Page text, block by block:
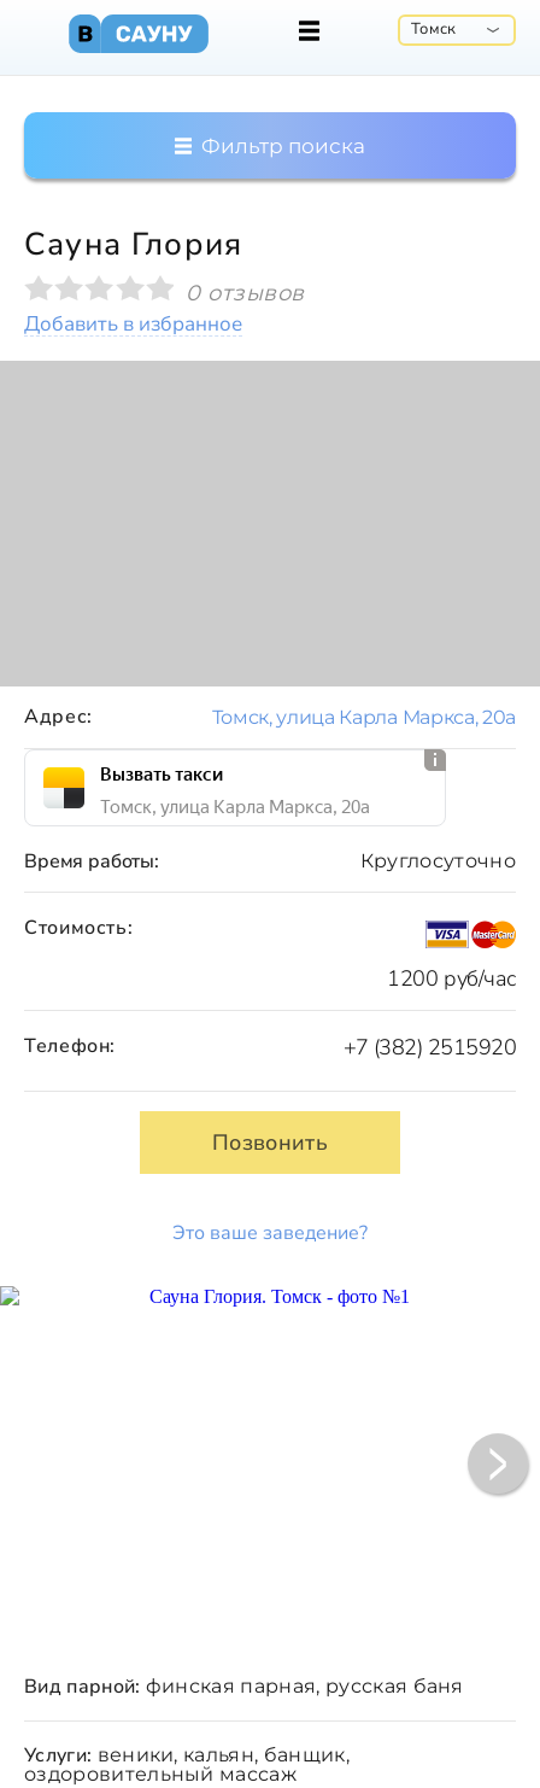
Томск
Фильтр поиска
Сауна Глория
0 отзывов
Добавить в избранное
Стоимость:
1200 руб/час
Время работы: Круглосуточно
Телефон: +7 (382) 2515920
Позвонить
Это ваше заведение?
Адрес: Томск, улица Карла Маркса, 20а
Вызвать такси
Томск, улица Карла Маркса, 20а
Вид парной: финская парная, русская баня
Услуги: веники, кальян, банщик,
оздоровительный массаж